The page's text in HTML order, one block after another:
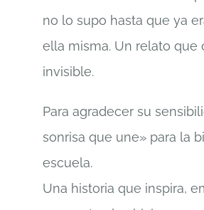
no lo supo hasta que ya
ella misma. Un relato que
invisible.
Para agradecer su
sonrisa que une» para la
escuela.
Una historia que inspira,